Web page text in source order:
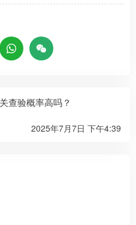
查验概率高吗？
2025年7月7日 下午4:39